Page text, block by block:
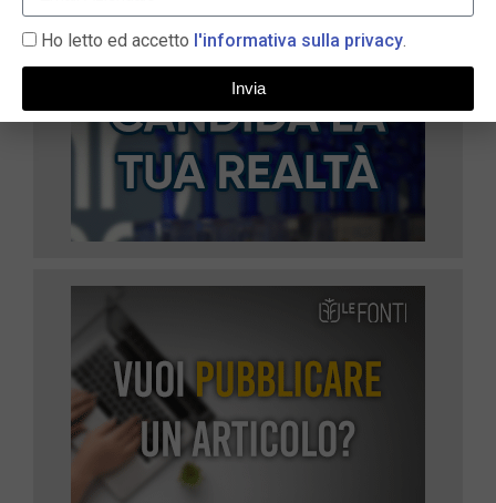
Ho letto ed accetto l'informativa sulla privacy.
Invia